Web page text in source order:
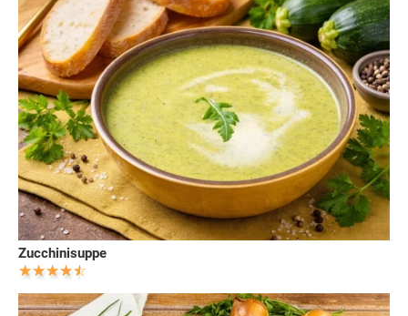
Zucchinisuppe